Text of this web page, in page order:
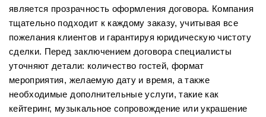
является прозрачность оформления договора. Компания
тщательно подходит к каждому заказу, учитывая все
пожелания клиентов и гарантируя юридическую чистоту
сделки. Перед заключением договора специалисты
уточняют детали: количество гостей, формат
мероприятия, желаемую дату и время, а также
необходимые дополнительные услуги, такие как
кейтеринг, музыкальное сопровождение или украшение